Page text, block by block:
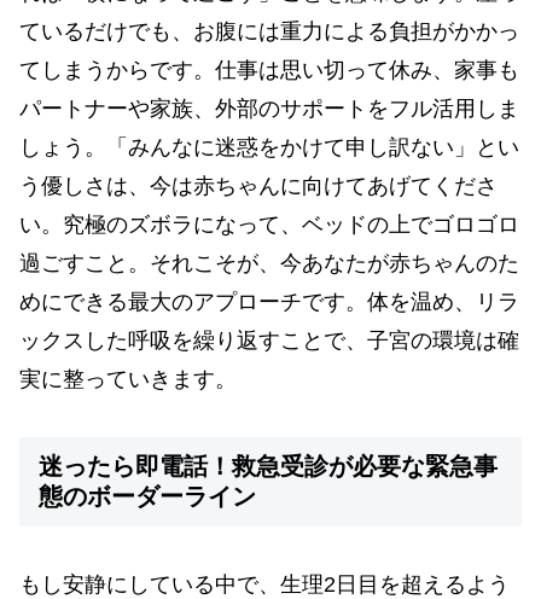
ているだけでも、お腹には重力による負担がかかっ
てしまうからです。仕事は思い切って休み、家事も
パートナーや家族、外部のサポートをフル活用しま
しょう。「みんなに迷惑をかけて申し訳ない」とい
う優しさは、今は赤ちゃんに向けてあげてくださ
い。究極のズボラになって、ベッドの上でゴロゴロ
過ごすこと。それこそが、今あなたが赤ちゃんのた
めにできる最大のアプローチです。体を温め、リラ
ックスした呼吸を繰り返すことで、子宮の環境は確
実に整っていきます。
迷ったら即電話！救急受診が必要な緊急事
態のボーダーライン
もし安静にしている中で、生理2日目を超えるよう